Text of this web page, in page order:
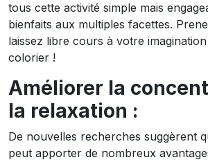
tous cette activité simple mais
bienfaits aux multiples facettes.
laissez libre cours à votre
colorier !
Améliorer la
la relaxation :
De nouvelles recherches suggèrent
peut apporter de nombreux